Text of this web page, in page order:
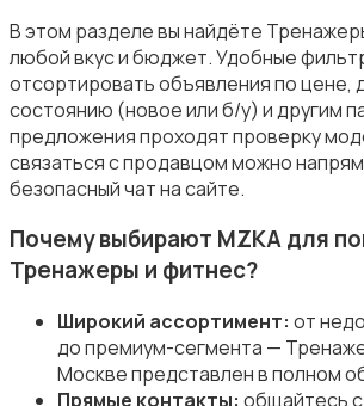
Игры с мячом
Туризм и отдых на природе
В этом разделе вы найдёте
любой вкус и бюджет. Удобные
отсортировать объявления по цене,
состоянию (новое или б/у) и другим
предложения проходят проверку
связаться с продавцом можно
безопасный чат на сайте.
Почему выбирают MZKA для
Тренажеры и фитнес?
Широкий ассортимент: от
до премиум-сегмента —
Москве представлен в полном
Прямые контакты: общайтесь